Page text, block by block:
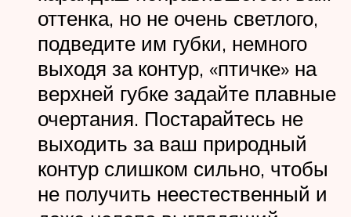
оттенка, но не очень светлого,
подведите им губки, немного
выходя за контур, «птичке» на
верхней губке задайте плавные
очертания. Постарайтесь не
выходить за ваш природный
контур слишком сильно, чтобы
не получить неестественный и